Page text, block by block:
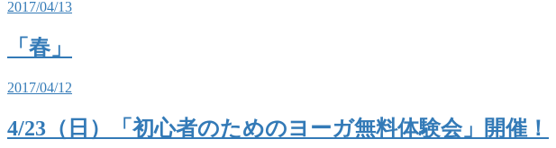
2017/04/13
「春」
2017/04/12
4/23（日）「初心者のためのヨーガ無料体験会」開催！